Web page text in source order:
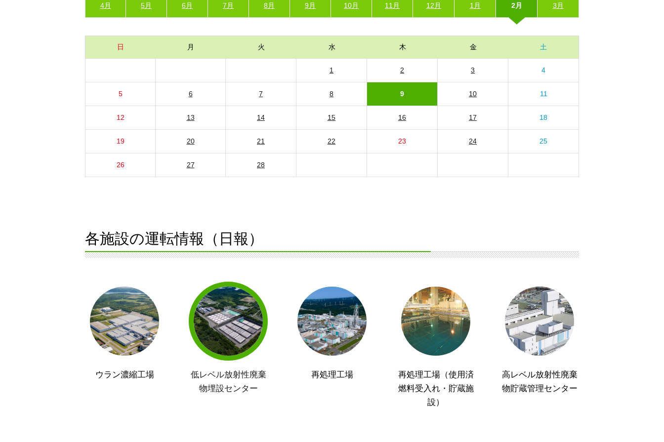
4月 5月 6月 7月 8月 9月 10月 11月 12月 1月 2月 3月
日 月 火 水 木 金 土
1 2 3 4
5 6 7 8 9 10 11
12 13 14 15 16 17 18
19 20 21 22 23 24 25
26 27 28
各施設の運転情報（日報）
ウラン濃縮工場
低レベル放射性廃棄
物埋設センター
再処理工場
再処理工場（使用済
燃料受入れ・貯蔵施
設）
高レベル放射性廃棄
物貯蔵管理センター